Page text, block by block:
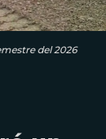
del 2026